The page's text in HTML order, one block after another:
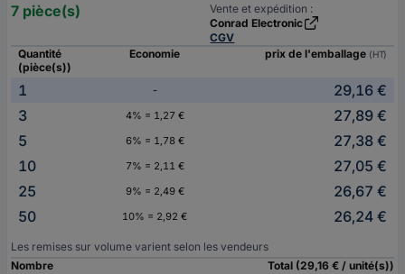
7 pièce(s)
Vente et expédition :
Conrad Electronic
CGV
Quantité
(pièce(s))
Economie prix de l'emballage (HT)
1 -
29,16 €
3
4% = 1,27 €
27,89 €
5
6% = 1,78 €
27,38 €
10
7% = 2,11 €
27,05 €
25
9% = 2,49 €
26,67 €
50
10% = 2,92 € 26,24 €
Les remises sur volume varient selon les vendeurs
Nombre
Total (29,16 € / unité(s))